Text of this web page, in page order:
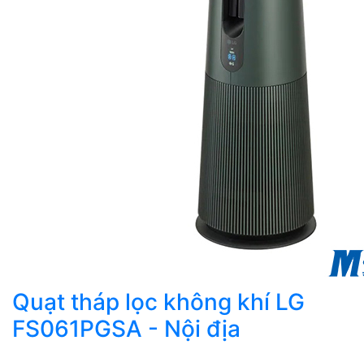
Quạt tháp lọc không khí LG
FS061PGSA - Nội địa